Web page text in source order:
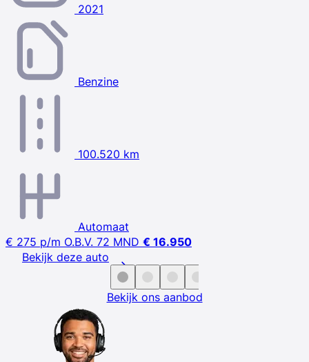
2021
Benzine
100.520 km
Automaat
€ 275 p/m O.B.V. 72 MND € 16.950
Bekijk deze auto
Bekijk ons aanbod